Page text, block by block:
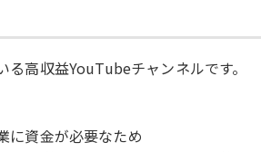
る高収益YouTubeチャンネルです。
に資金が必要なため